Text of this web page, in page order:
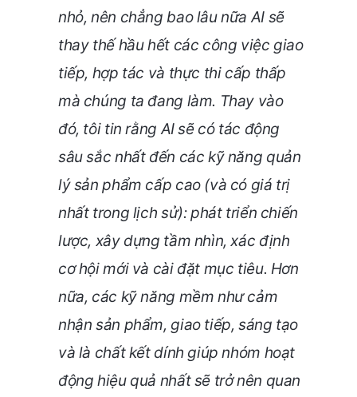
nhỏ, nên chẳng bao lâu nữa AI sẽ
thay thế hầu hết các công việc giao
tiếp, hợp tác và thực thi cấp thấp
mà chúng ta đang làm. Thay vào
đó, tôi tin rằng AI sẽ có tác động
sâu sắc nhất đến các kỹ năng quản
lý sản phẩm cấp cao (và có giá trị
nhất trong lịch sử): phát triển chiến
lược, xây dựng tầm nhìn, xác định
cơ hội mới và cài đặt mục tiêu. Hơn
nữa, các kỹ năng mềm như cảm
nhận sản phẩm, giao tiếp, sáng tạo
và là chất kết dính giúp nhóm hoạt
động hiệu quả nhất sẽ trở nên quan